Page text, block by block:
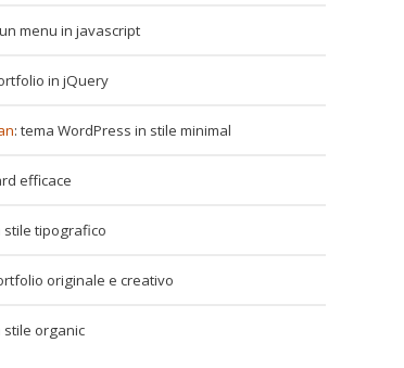
menu in javascript
in jQuery
: tema WordPress in stile minimal
efficace
stile tipografico
originale e creativo
stile organic